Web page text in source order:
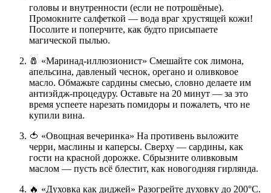
головы и внутренности (если не потрошёные).
Промокните салфеткой — вода враг хрустящей кожи!
Посолите и поперчите, как будто присыпаете
магической пылью.
🧂 «Маринад-иллюзионист» Смешайте сок лимона,
апельсина, давленый чеснок, орегано и оливковое
масло. Обмажьте сардины смесью, словно делаете им
антиэйдж-процедуру. Оставьте на 20 минут — за это
время успеете нарезать помидоры и пожалеть, что не
купили вина.
🍅 «Овощная вечеринка» На противень выложите
черри, маслины и каперсы. Сверху — сардины, как
гости на красной дорожке. Сбрызните оливковым
маслом — пусть всё блестит, как новогодняя гирлянда.
🔥 «Духовка как диджей» Разогрейте духовку до 200°C.